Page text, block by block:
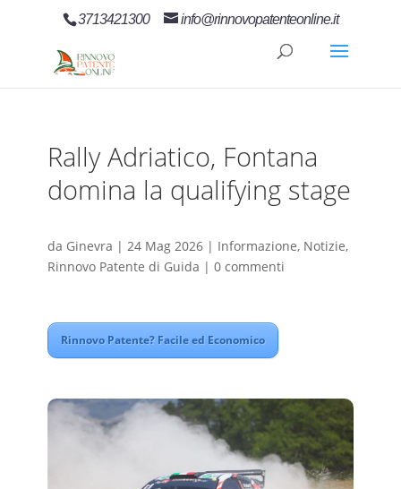
3713421300 info@rinnovopatenteonline.it
Rally Adriatico, Fontana
domina la qualifying stage
da Ginevra | 24 Mag 2026| Informazione, Notizie,
Rinnovo Patente di Guida | 0 commenti
Rinnovo Patente? Facile ed Economico